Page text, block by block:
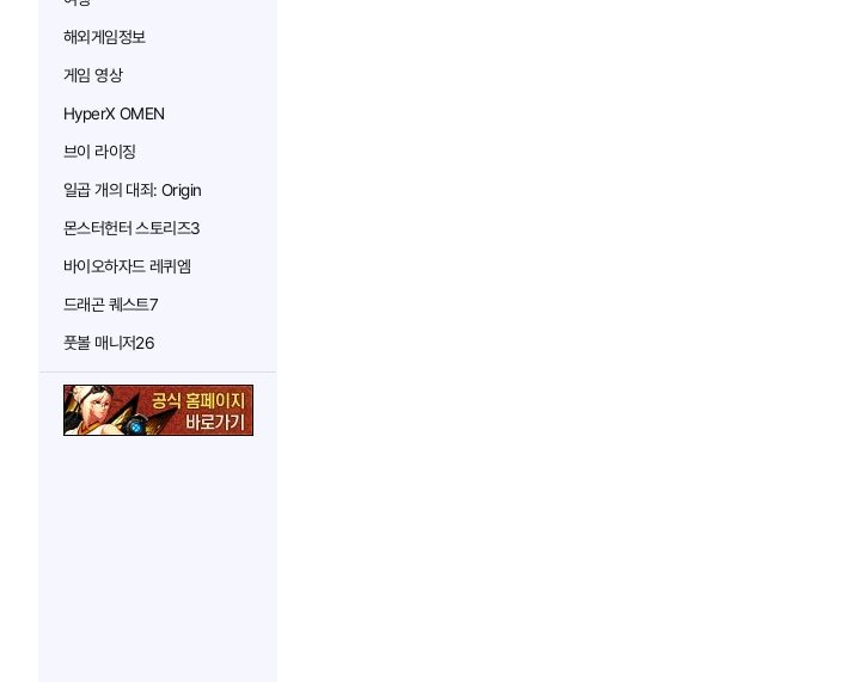
해외게임정보
게임 영상
HyperX OMEN
브이 라이징
일곱 개의 대죄: Origin
몬스터헌터 스토리즈3
바이오하자드 레퀴엠
드래곤 퀘스트7
풋볼 매니저26